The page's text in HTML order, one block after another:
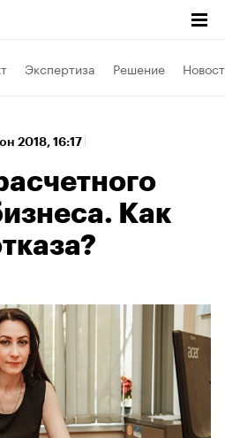
Экспертиза Решение
2018, 16:17
Как